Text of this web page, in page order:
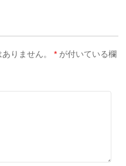
りません。 * が付いている欄